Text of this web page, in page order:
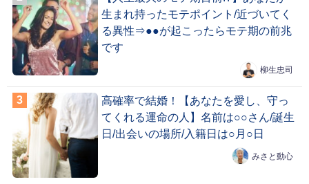
生まれ持ったモテポイント/近づいてく
る異性⇒●●が起こったらモテ期の前兆
です
柳生忠司
高確率で結婚！【あなたを愛し、守っ
てくれる運命の人】名前は○○さん/誕生
日/出会いの場所/入籍日は○月○日
みさと動心